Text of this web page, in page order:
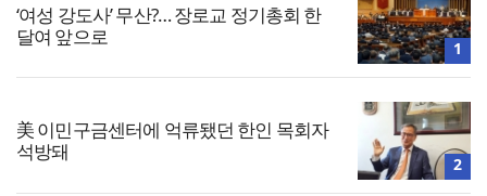
‘여성 강도사’ 무산?… 장로교 정기총회 한
달여 앞으로
1
美 이민구금센터에 억류됐던 한인 목회자
석방돼
2